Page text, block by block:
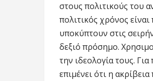
στους πολιτικούς του
πολιτικός χρόνος
υποκύπτουν στις
δεξιό πρόσημο.
την ιδεολογία τους.
επιμένει ότι η